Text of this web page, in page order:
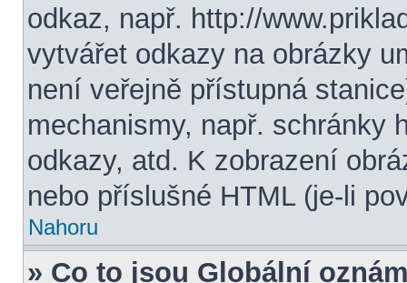
odkaz, např. http://
vytvářet odkazy na obrázky
není veřejně přístupná
mechanismy, např. schránky
odkazy, atd. K zobrazení
nebo příslušné HTML (je-li
Nahoru
» Co to jsou Globální